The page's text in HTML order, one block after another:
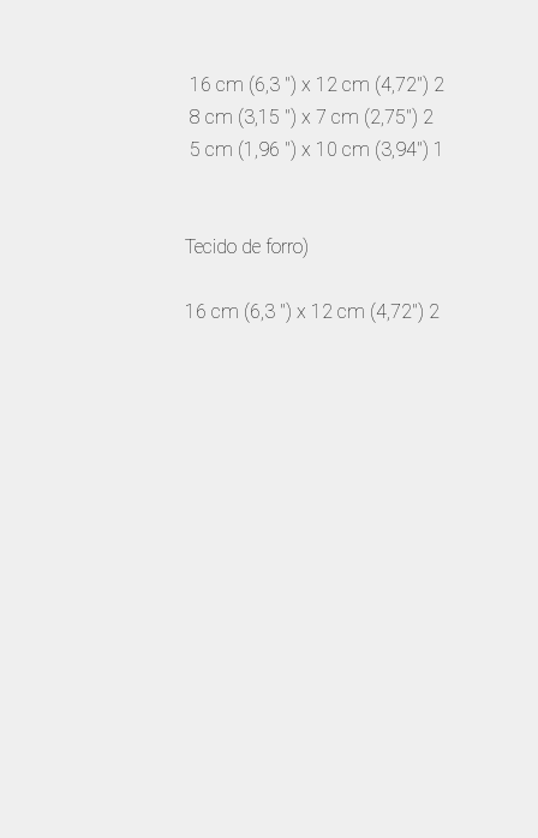
16 cm (6,3 ") x 12 cm (4,72") 2
8 cm (3,15 ") x 7 cm (2,75") 2
5 cm (1,96 ") x 10 cm (3,94") 1
Tecido de forro)
16 cm (6,3 ") x 12 cm (4,72") 2